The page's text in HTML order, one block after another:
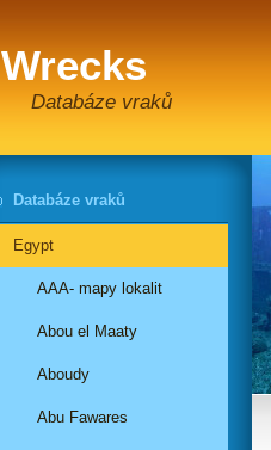
Wrecks
Databáze vraků
Databáze vraků
Egypt
AAA- mapy lokalit
Abou el Maaty
Aboudy
Abu Fawares